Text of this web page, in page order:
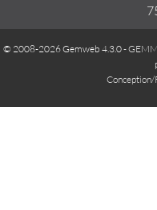
© 2008-2026 Gemweb 4.3.0-